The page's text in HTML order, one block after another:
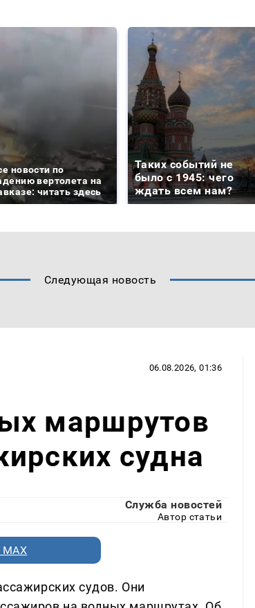
новости по
вертолета на
читать здесь
Таких событий не
было с 1945: чего
ждать всем нам?
Следующая новость
06.08.2026, 01:36
маршрутов
судна
Служба новостей
Автор статьи
судов. Они